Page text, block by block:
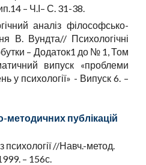
– Ч.І– С. 31-38.
аналіз філософсько-
В. Вундта// Психологічні
– Додаток1 до № 1, Том
випуск «проблеми
у психології» - Випуск 6. –
методичних публікацій
психології //Навч.-метод.
– 156с.